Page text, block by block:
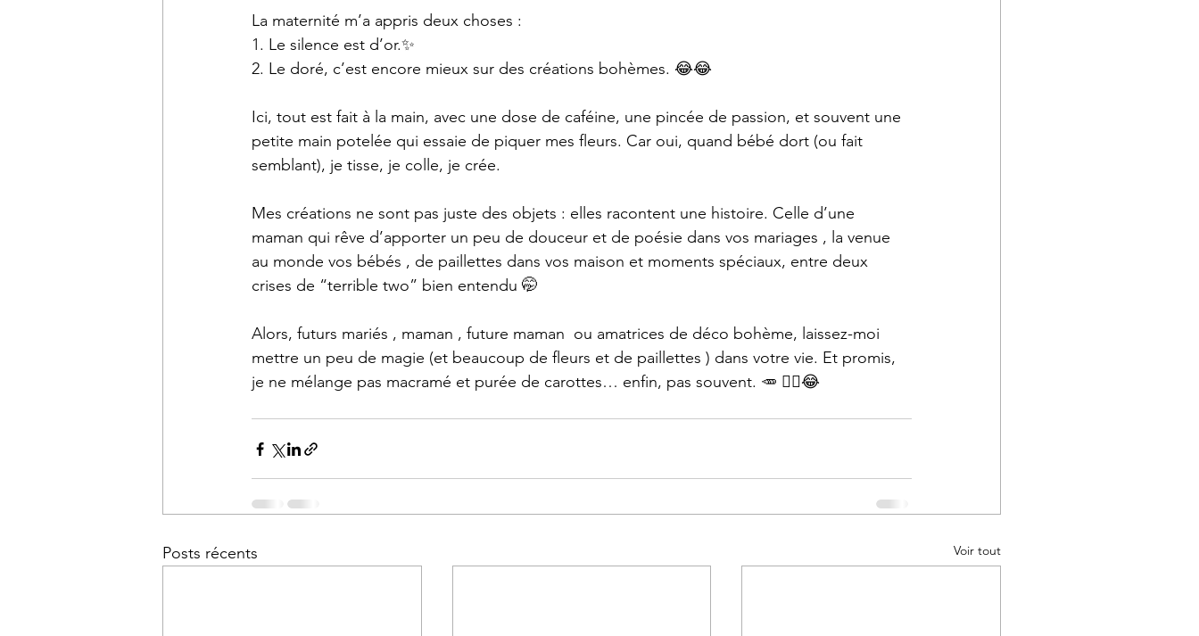
La maternité m’a appris deux choses :
1. Le silence est d’or.✨
2. Le doré, c’est encore mieux sur des créations bohèmes. 😂😂
Ici, tout est fait à la main, avec une dose de caféine, une pincée de passion, et souvent une
petite main potelée qui essaie de piquer mes fleurs. Car oui, quand bébé dort (ou fait
semblant), je tisse, je colle, je crée.
Mes créations ne sont pas juste des objets : elles racontent une histoire. Celle d’une
maman qui rêve d’apporter un peu de douceur et de poésie dans vos mariages , la venue
au monde vos bébés , de paillettes dans vos maison et moments spéciaux, entre deux
crises de “terrible two” bien entendu 🤭
Alors, futurs mariés , maman , future maman  ou amatrices de déco bohème, laissez-moi
mettre un peu de magie (et beaucoup de fleurs et de paillettes ) dans votre vie. Et promis,
je ne mélange pas macramé et purée de carottes… enfin, pas souvent. 🥕 😶‍🌫️😂
Posts récents Voir tout